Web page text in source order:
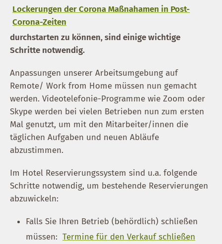
Lockerungen der Corona Maßnahamen in Post-
Corona-Zeiten
durchstarten zu können, sind einige wichtige
Schritte notwendig.
Anpassungen unserer Arbeitsumgebung auf
Remote/ Work from Home müssen nun gemacht
werden. Videotelefonie-Programme wie Zoom oder
Skype werden bei vielen Betrieben nun zum ersten
Mal genutzt, um mit den Mitarbeiter/innen die
täglichen Aufgaben und neuen Abläufe
abzustimmen.
Im Hotel Reservierungssystem sind u.a. folgende
Schritte notwendig, um bestehende Reservierungen
abzuwickeln:
Falls Sie Ihren Betrieb (behördlich) schließen
müssen: Termine für den Verkauf schließen